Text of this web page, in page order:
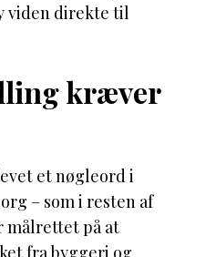
viden direkte til
kræver
et nøgleord i
– som i resten af
målrettet på at